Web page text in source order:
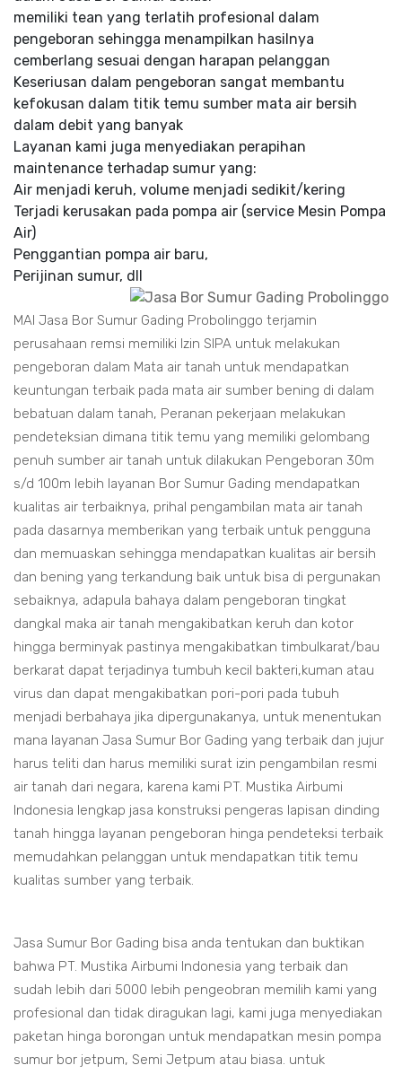
memiliki tean yang terlatih profesional dalam
pengeboran sehingga menampilkan hasilnya
cemberlang sesuai dengan harapan pelanggan
Keseriusan dalam pengeboran sangat membantu
kefokusan dalam titik temu sumber mata air bersih
dalam debit yang banyak
Layanan kami juga menyediakan perapihan
maintenance terhadap sumur yang:
Air menjadi keruh, volume menjadi sedikit/kering
Terjadi kerusakan pada pompa air (service Mesin Pompa
Air)
Penggantian pompa air baru,
Perijinan sumur, dll
MAI Jasa Bor Sumur Gading Probolinggo terjamin
perusahaan remsi memiliki Izin SIPA untuk melakukan
pengeboran dalam Mata air tanah untuk mendapatkan
keuntungan terbaik pada mata air sumber bening di dalam
bebatuan dalam tanah, Peranan pekerjaan melakukan
pendeteksian dimana titik temu yang memiliki gelombang
penuh sumber air tanah untuk dilakukan Pengeboran 30m
s/d 100m lebih layanan Bor Sumur Gading mendapatkan
kualitas air terbaiknya, prihal pengambilan mata air tanah
pada dasarnya memberikan yang terbaik untuk pengguna
dan memuaskan sehingga mendapatkan kualitas air bersih
dan bening yang terkandung baik untuk bisa di pergunakan
sebaiknya, adapula bahaya dalam pengeboran tingkat
dangkal maka air tanah mengakibatkan keruh dan kotor
hingga berminyak pastinya mengakibatkan timbulkarat/bau
berkarat dapat terjadinya tumbuh kecil bakteri,kuman atau
virus dan dapat mengakibatkan pori-pori pada tubuh
menjadi berbahaya jika dipergunakanya, untuk menentukan
mana layanan Jasa Sumur Bor Gading yang terbaik dan jujur
harus teliti dan harus memiliki surat izin pengambilan resmi
air tanah dari negara, karena kami PT. Mustika Airbumi
Indonesia lengkap jasa konstruksi pengeras lapisan dinding
tanah hingga layanan pengeboran hinga pendeteksi terbaik
memudahkan pelanggan untuk mendapatkan titik temu
kualitas sumber yang terbaik.
Jasa Sumur Bor Gading bisa anda tentukan dan buktikan
bahwa PT. Mustika Airbumi Indonesia yang terbaik dan
sudah lebih dari 5000 lebih pengeobran memilih kami yang
profesional dan tidak diragukan lagi, kami juga menyediakan
paketan hinga borongan untuk mendapatkan mesin pompa
sumur bor jetpum, Semi Jetpum atau biasa. untuk